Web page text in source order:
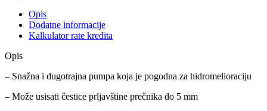
Opis
Dodatne informacije
Kalkulator rate kredita
Opis
– Snažna i dugotrajna pumpa koja je pogodna za hidromelioraciju
– Može usisati čestice prljavštine prečnika do 5 mm